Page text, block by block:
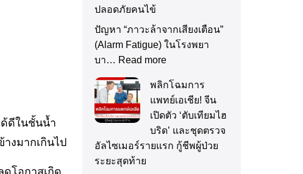
ด้ดีในชั้นน้ำ
งมากเกินไป
โอกาสเกิด
ปลอดภัยคนไข้
ปัญหา “ภาวะล้าจากเสียงเตือน”
(Alarm Fatigue) ในโรงพยา
บา… Read more
พลิกโฉมการ
แพทย์เอเชีย! จีน
เปิดตัว ‘ตับเทียมไฮ
บริด’ และชุดตรวจ
อัลไซเมอร์รายแรก กู้ชีพผู้ป่วย
ระยะสุดท้าย